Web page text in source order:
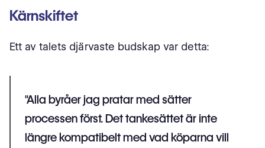
Kärnskiftet
Ett av talets djärvaste budskap var detta:
"Alla byråer jag pratar med sätter
processen först. Det tankesättet är inte
längre kompatibelt med vad köparna vill